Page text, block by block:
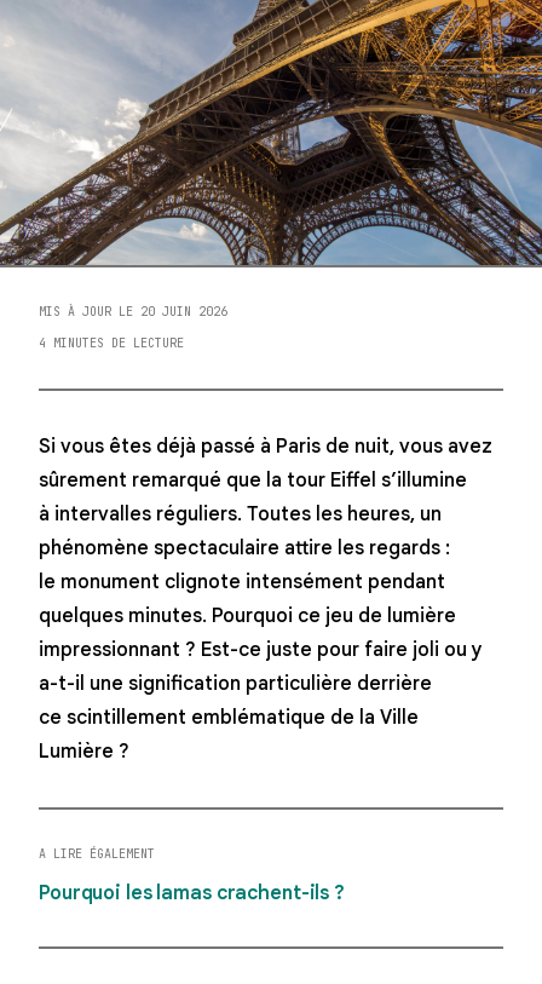
MIS À JOUR LE 20 JUIN 2026
4 MINUTES DE LECTURE
Si vous êtes déjà passé à Paris de nuit, vous avez
sûrement remarqué que la tour Eiffel s’illumine
à intervalles réguliers. Toutes les heures, un
phénomène spectaculaire attire les regards :
le monument clignote intensément pendant
quelques minutes. Pourquoi ce jeu de lumière
impressionnant ? Est-ce juste pour faire joli ou y
a-t-il une signification particulière derrière
ce scintillement emblématique de la Ville
Lumière ?
A LIRE ÉGALEMENT
Pourquoi les lamas crachent-ils ?